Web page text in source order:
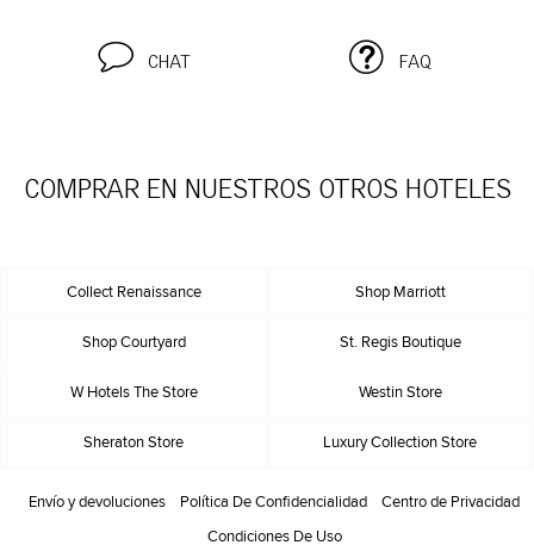
CHAT FAQ
COMPRAR EN NUESTROS OTROS HOTELES
Collect Renaissance Shop Marriott
Shop Courtyard St. Regis Boutique
W Hotels The Store Westin Store
Sheraton Store Luxury Collection Store
Envío y devoluciones Política De Confidencialidad Centro de Privacidad
Condiciones De Uso